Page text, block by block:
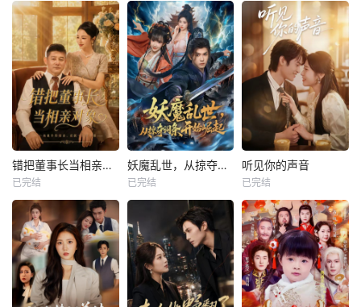
错把董事长当相亲对象
已完结
妖魔乱世，从掠夺词条开始崛起
已完结
听见你的声音
已完结